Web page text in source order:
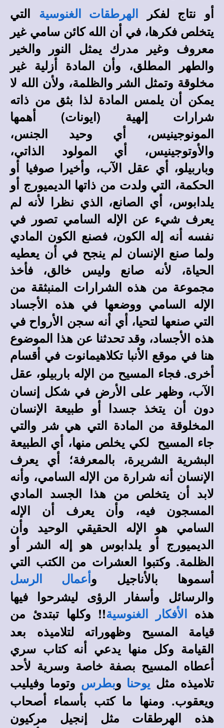
أو نتاج لفكر
الهرطقات الغنوسية
التي
يتخلص فكرها، في أن الله كائن سامي غير
معروف وغير مدرك يمثل النور والخير
والطهر المطلق، وأن المادة أزلية غير
مخلوقة وتمثل الشر والظلمة، ولأن الله لا
يمكن أن يلمس المادة لذا بثق من ذاته
شرارات إلهية (ايونات) أهمها
المونوجينيس، أي وحيد الجنس،
والأوتوجينيس، أي المولود الذاتي،
وباربيلو، أي عقل الآب، وأخيرا صوفيا أو
الحكمة، التي ولدت من ذاتها الديميورج أو
يلدابوس، أي الصانع، الذي نظرا لأنه لم
يعرف شيء عن الإله السامي تصور في
نفسه أنه إله الكون، فصنع الكون المادي
ولما صنع الإنسان لم ينجح في أن يعطيه
الحياة، لأنه صانع وليس خالق، فأخذ
مجموعة من هذه الشرارات المنبثقة من
الإله السامي ووضعها في هذه الأجساد
التي صنعها لتحيا، أي أنه سجن الأرواح في
هذه الأجساد، وقد تحدثنا عن هذا الموضوع
هنا في موقع الأنبا تكلاهيمانوت في أقسام
أخرى. فجاء المسيح من الإله باربيلو، عقل
الآب، وظهر على الأرض في شكل إنسان
دون أن يتخذ جسدا أو طبيعة الإنسان
المخلوقة من المادة التي هي شر والتي
جاء المسيح لكي يخلص منها، أي الطبيعة
البشرية الشريرة، بالمعرفة؛ أي يعرف
الإنسان أنه شرارة من الإله السامي، وأنه
لابد أن يتخلص من هذا الجسد المادي
المسجون فيه، وأن يعرف أن الإله
السامي هو الإله الحقيقي الوحيد وأن
الديميورج أو يلدابوس هو إله الشر أو
الظلمة. وكتبوا العشرات من الكتب التي
أسموها بالأناجيل و أعمال الرسل
والرسائل وأسفار الرؤى ليشرحوا فيها
هذه
الأفكار الغنوسية!! وكلها تبتدئ من
قيامة المسيح وظهوراته لتلاميذه بعد
القيامة وكل منها يدعي أنه كتاب سري
أعطاه المسيح بصفة خاصة وسرية لأحد
تلاميذه مثل يوحنا وبطرس وتوما وفيليب
ويعقوب. ومنها ما كتب بأسماء أصحاب
هذه الهرطقات مثل إنجيل مركيون